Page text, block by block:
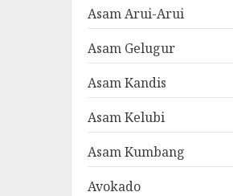
Asam Arui-Arui
Asam Gelugur
Asam Kandis
Asam Kelubi
Asam Kumbang
Avokado